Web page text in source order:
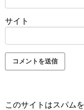
サイト
このサイトはスパム